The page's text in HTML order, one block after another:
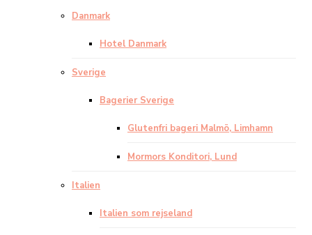
Danmark
Hotel Danmark
Sverige
Bagerier Sverige
Glutenfri bageri Malmö, Limhamn
Mormors Konditori, Lund
Italien
Italien som rejseland